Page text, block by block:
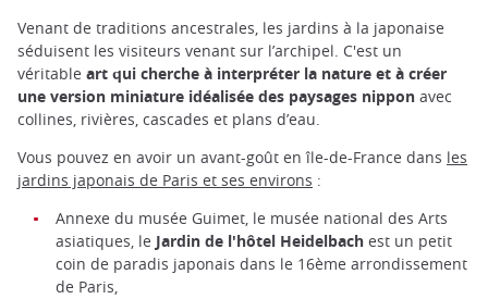
Venant de traditions ancestrales, les jardins à la japonaise
séduisent les visiteurs venant sur l’archipel. C'est un
véritable art qui cherche à interpréter la nature et à créer
une version miniature idéalisée des paysages nippon avec
collines, rivières, cascades et plans d’eau.
Vous pouvez en avoir un avant-goût en île-de-France dans les
jardins japonais de Paris et ses environs :
Annexe du musée Guimet, le musée national des Arts
asiatiques, le Jardin de l'hôtel Heidelbach est un petit
coin de paradis japonais dans le 16ème arrondissement
de Paris,